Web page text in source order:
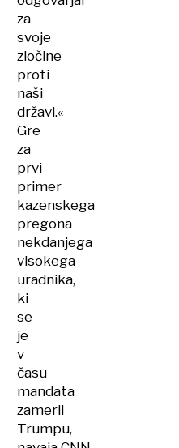
za
svoje
zločine
proti
naši
državi.«
Gre
za
prvi
primer
kazenskega
pregona
nekdanjega
visokega
uradnika,
ki
se
je
v
času
mandata
zameril
Trumpu,